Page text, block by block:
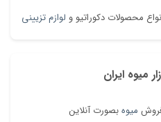
محصولات دکوراتیو و لوازم تزیینی
میوه ایران
میوهبصورت آنلاین